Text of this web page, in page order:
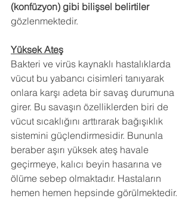
(konfüzyon) gibi bilişsel belirtiler
gözlenmektedir.
Yüksek Ateş
Bakteri ve virüs kaynaklı hastalıklarda
vücut bu yabancı cisimleri tanıyarak
onlara karşı adeta bir savaş durumuna
girer. Bu savaşın özelliklerden biri de
vücut sıcaklığını arttırarak bağışıklık
sistemini güçlendirmesidir. Bununla
beraber aşırı yüksek ateş havale
geçirmeye, kalıcı beyin hasarına ve
ölüme sebep olmaktadır. Hastaların
hemen hemen hepsinde görülmektedir.